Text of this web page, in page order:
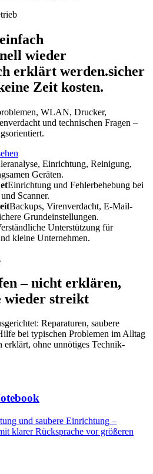
einfach
wieder
erklärt werden.sicher
Zeit kosten.
WLAN, Drucker,
und technischen Fragen –
Einrichtung, Reinigung,
Geräten.
Einrichtung und Fehlerbehebung bei
Scanner.
Backups, Virenverdacht, E-Mail-
Grundeinstellungen.
Unterstützung für
kleine Unternehmen.
– nicht erklären,
wieder streikt
Reparaturen, saubere
bei typischen Problemen im Alltag
erklärt, ohne unnötiges Technik-
und saubere Einrichtung –
klarer Rücksprache vor größeren